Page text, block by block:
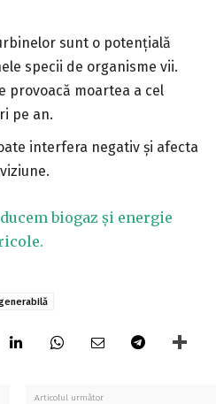
sunt o potențială
specii de organisme vii.
provoacă moartea a cel
pe an.
interfera negativ și afecta
biogaz și energie
Articolul următor